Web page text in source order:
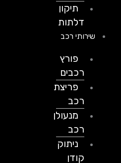
תיקון
דלתות
שירותי רכב
פורץ
רכבים
פריצת
מנעולן
ניתוק